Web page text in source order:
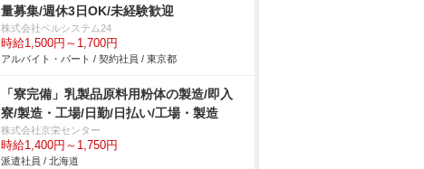
量募集/週休3日OK/未経験歓迎
株式会社ベルシステム24
時給1,500円～1,700円
アルバイト・パート / 契約社員 / 東京都
「寮完備」乳製品原料用粉体の製造/即入
寮/製造・工場/日勤/日払い/工場・製造
株式会社京栄センター
時給1,400円～1,750円
派遣社員 / 北海道